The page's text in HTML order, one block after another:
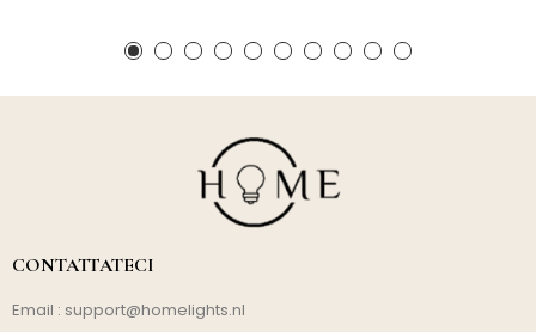
CONTATTATECI
Email : support@homelights.nl